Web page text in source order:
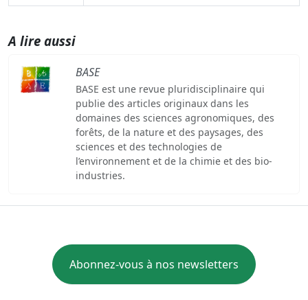
A lire aussi
BASE
BASE est une revue pluridisciplinaire qui
publie des articles originaux dans les
domaines des sciences agronomiques, des
forêts, de la nature et des paysages, des
sciences et des technologies de
l’environnement et de la chimie et des bio-
industries.
Abonnez-vous à nos newsletters